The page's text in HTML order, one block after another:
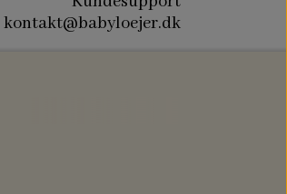
kontakt@babyloejer.dk